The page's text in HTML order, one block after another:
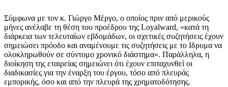
Σύμφωνα με τον κ. Γιώργο Μέργο, ο οποίος πριν από μερικούς
μήνες ανέλαβε τη θέση του προέδρου της Loyalward, «κατά τη
διάρκεια των τελευταίων εβδομάδων, οι σχετικές συζητήσεις έχουν
σημειώσει πρόοδο και αναμένουμε τις συζητήσεις με το Ιδρυμα να
ολοκληρωθούν σε σύντομο χρονικό διάστημα». Παράλληλα, η
διοίκηση της εταιρείας σημειώνει ότι έχουν επιταχυνθεί οι
διαδικασίες για την έναρξη του έργου, τόσο από πλευράς
εμπορικής, όσο και από την πλευρά της χρηματοδότησης.